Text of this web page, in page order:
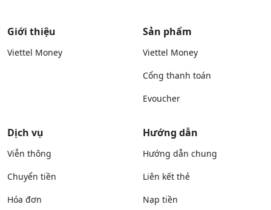
Giới thiệu
Viettel Money
Sản phẩm
Viettel Money
Cổng thanh toán
Evoucher
Dịch vụ
Viễn thông
Chuyển tiền
Hóa đơn
Hướng dẫn
Hướng dẫn chung
Liên kết thẻ
Nạp tiền